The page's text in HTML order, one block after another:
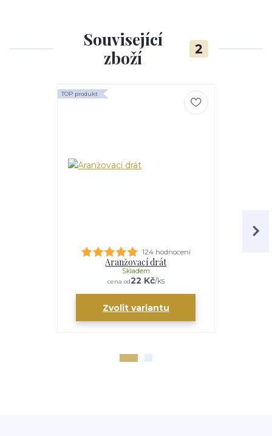
Související
zboží
2
TOP produkt
124 hodnocení
Aranžovací drát
cena od22 Kč/ks
Skladem
Zvolit variantu